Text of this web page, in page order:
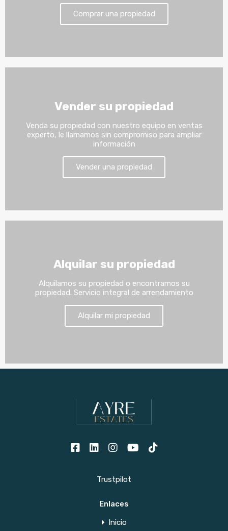
Comprar una propiedad
Vender su propiedad
Venda su propiedad con nuestro equipo en ventas
experto, le llamamos sin compromiso para ampliar
información
Vender una propiedad
Alquilar su propiedad
Alquilamos su propiedad o encontramos su
propiedad. Servicio integral de arrendamiento
Alquilar mi propiedad
Trustpilot
Enlaces
Inicio